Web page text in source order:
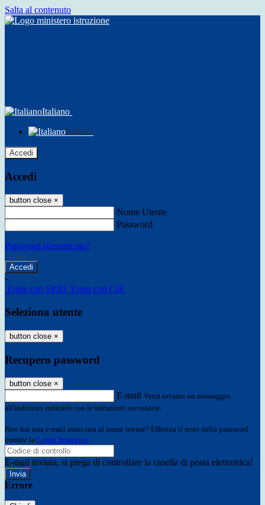
Salta al contenuto
Italiano
Italiano
Accedi
Accedi
button close ×
Nome Utente
Password
Password dimenticata?
-
Entra con SPID Entra con CIE
Seleziona utente
button close ×
Recupero password
button close ×
E-mail Verrà inviato un messaggio
all'indirizzo indicato con le istruzioni necessarie.
Non hai una e-mail associata al nome utente? Effettua il reset della password
tramite la Login Spaggiari
E-mail inviata, si prega di controllare la casella di posta elettronica!
Errore